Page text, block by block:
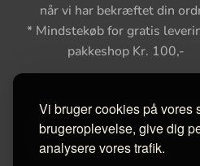
Vi bruger cookies på vores
brugeroplevelse, give dig
analysere vores trafik.
når vi har bekræftet din
* Mindstekøb for gratis
pakkeshop Kr. 100,-